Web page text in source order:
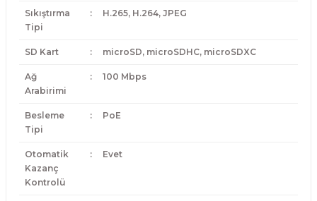
Sıkıştırma
Tipi
: H.265, H.264, JPEG
SD Kart : microSD, microSDHC, microSDXC
Ağ
Arabirimi
: 100 Mbps
Besleme
Tipi
: PoE
Otomatik
Kazanç
Kontrolü
: Evet